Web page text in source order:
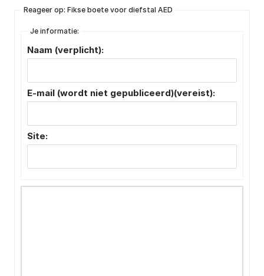
Reageer op: Fikse boete voor diefstal AED
Je informatie:
Naam (verplicht):
E-mail (wordt niet gepubliceerd)(vereist):
Site: